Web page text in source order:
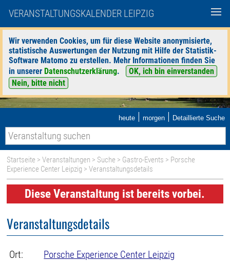
VERANSTALTUNGSKALENDER LEIPZIG
Wir verwenden Cookies, um für diese Website anonymisierte,
statistische Auswertungen der Nutzung mit Hilfe der Statistik-
Software Matomo zu erstellen. Mehr Informationen finden Sie
in unserer Datenschutzerklärung.
OK, ich bin einverstanden
Nein, bitte nicht
heute | morgen | Detaillierte Suche
Startseite >Veranstaltungen > Suche > Gastro-Events > Porsche
Experience Center Leipzig > Veranstaltungsdetails
Diese Veranstaltung ist bereits vorbei.
Veranstaltungsdetails
Ort:
Porsche Experience Center Leipzig